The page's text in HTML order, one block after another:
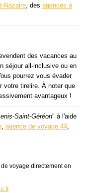
Nazaire , des agences à
des vacances au
séjour all-inclusive ou en
pourrez vous évader
votre tirelire. À noter que
avantageux !
Saint-Géréon" à l'aide
agence de voyage 44
voyage directement en